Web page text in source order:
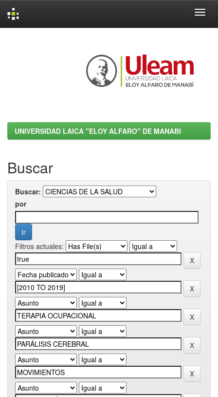
UNIVERSIDAD LAICA "ELOY ALFARO" DE MANABI
Buscar
Buscar:
por
Filtros actuales: